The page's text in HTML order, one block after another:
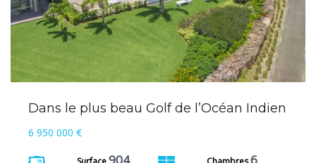
Dans le plus beau Golf de l’Océan Indien
6 950 000 €